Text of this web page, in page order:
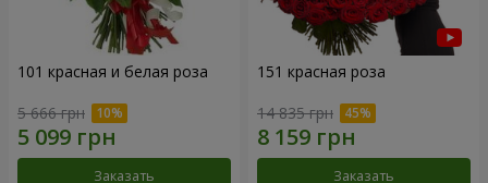
101 красная и белая роза
5 666 грн
Заказать
151 красная роза
14 835 грн
Заказать